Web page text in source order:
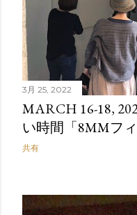
3月 25, 2022
MARCH 16-18,
い時間「8MMフ
共有